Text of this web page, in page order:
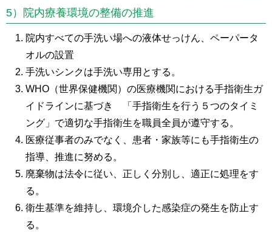
5）院内療養環境の整備の推進
院内すべての手洗い場への液体せっけん、ペーパータ
オルの設置
手洗いシンクは手洗い専用とする。
WHO（世界保健機関）の医療機関における手指衛生ガ
イドラインに基づき 「手指衛生を行う５つのタイミ
ング」で適切な手指衛生を職員全員が遵守する。
医療従事者のみでなく、患者・家族等にも手指衛生の
指導、推進に努める。
廃棄物は法令に従い、正しく分別し、適正に処理をす
る。
衛生基準を維持し、環境介した感染症の発生を防止す
る。